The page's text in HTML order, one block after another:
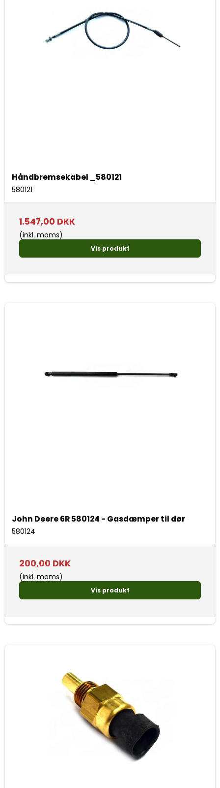
Håndbremsekabel _580121
580121
1.547,00 DKK
(inkl. moms)
Vis produkt
John Deere 6R 580124 - Gasdæmper til dør
580124
200,00 DKK
(inkl. moms)
Vis produkt